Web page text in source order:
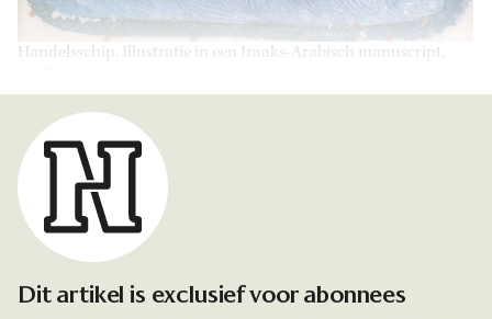
Handelsschip. Illustratie in een Iraaks-Arabisch manuscript,
Dit artikel is exclusief voor abonnees